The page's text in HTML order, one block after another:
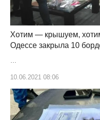
Хотим — крышуем,
Одессе закрыла 10
…
10.06.2021 08:06